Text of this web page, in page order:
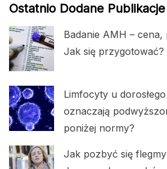
Ostatnio Dodane Publikacje
Badanie AMH –
Jak się przygotować?
Limfocyty u
oznaczają
poniżej normy?
Jak pozbyć się